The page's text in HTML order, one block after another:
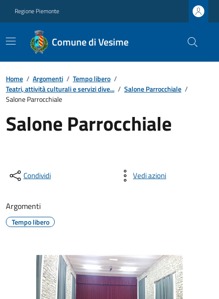
Regione Piemonte
Comune di Vesime
Home / Argomenti / Tempo libero /
Teatri, attività culturali e servizi dive... / Salone Parrocchiale /
Salone Parrocchiale
Salone Parrocchiale
Condividi Vedi azioni
Argomenti
Tempo libero